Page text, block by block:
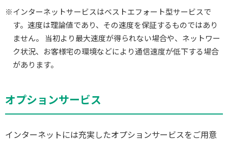
※インターネットサービスはベストエフォート型サービスで
す。速度は理論値であり、その速度を保証するものではあり
ません。 当初より最大速度が得られない場合や、ネットワー
ク状況、お客様宅の環境などにより通信速度が低下する場合
があります。
オプションサービス
インターネットには充実したオプションサービスをご用意